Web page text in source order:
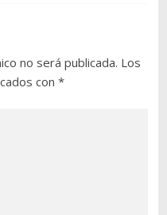
no será publicada. Los
con *